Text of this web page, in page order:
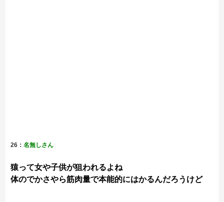
26：名無しさん
猿って女や子供が狙われるよね
体のでかさやら筋肉量で本能的にはかるんだろうけど